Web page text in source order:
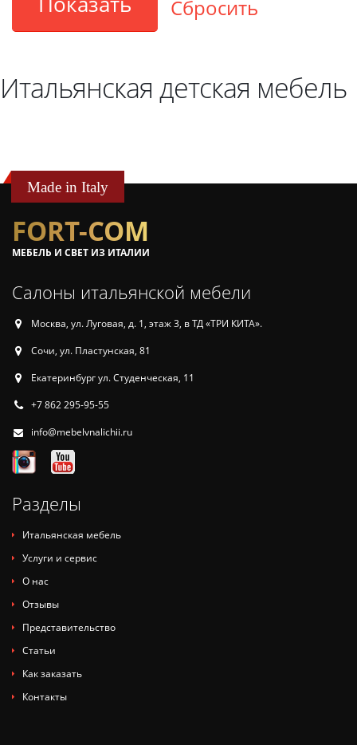
Итальянская детская мебель
Made in Italy
FORT-COM
МЕБЕЛЬ И СВЕТ ИЗ ИТАЛИИ
Салоны итальянской мебели
Москва, ул. Луговая, д. 1, этаж 3, в ТД «ТРИ КИТА».
Сочи, ул. Пластунская, 81
Екатеринбург ул. Студенческая, 11
+7 862 295-95-55
info@mebelvnalichii.ru
Разделы
Итальянская мебель
Услуги и сервис
О нас
Отзывы
Представительство
Статьи
Как заказать
Контакты